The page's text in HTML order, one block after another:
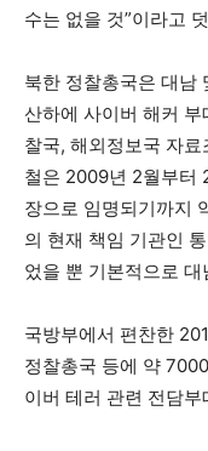
수는 없을 것”이라고
북한 정찰총국은 대남
산하에 사이버 해커
찰국, 해외정보국 자
철은 2009년 2월부터
장으로 임명되기까지
의 현재 책임 기관인
었을 뿐 기본적으로
국방부에서 편찬한
정찰총국 등에 약
이버 테러 관련 전담